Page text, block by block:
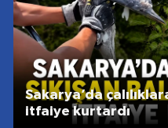
Sakarya’da
itfaiye kurtardı